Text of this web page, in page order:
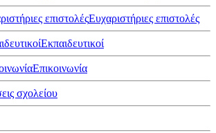
Ευχαριστήριες επιστολές
Εκπαιδευτικοί
Επικοινωνία
σχολείου